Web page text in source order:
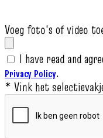
Voeg foto's of video
I have read and
Privacy Policy.
* Vink het